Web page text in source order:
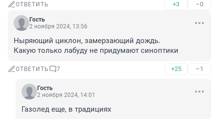
ОТВЕТИТЬ +3 –0
Гость
2 ноября 2024, 13:56
Ныряющий циклон, замерзающий дождь.
Какую только лабуду не придумают синоптики
ОТВЕТИТЬ 7 +25 –1
Гость
2 ноября 2024, 14:01
Газолед еще, в традициях